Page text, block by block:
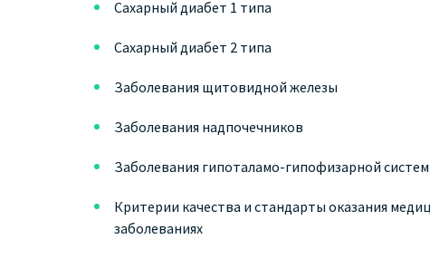
Сахарный диабет 1 типа
Сахарный диабет 2 типа
Заболевания щитовидной железы
Заболевания надпочечников
Заболевания гипоталамо-гипофизарной
Критерии качества и стандарты оказания
заболеваниях